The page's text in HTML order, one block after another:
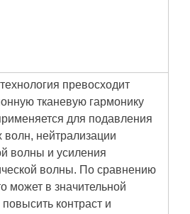
превосходит
тканевую гармонику
для подавления
волн, нейтрализации
волны и усиления
волны. По сравнению
может в значительной
контраст и